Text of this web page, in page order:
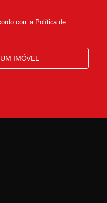
com a Política de
IMÓVEL